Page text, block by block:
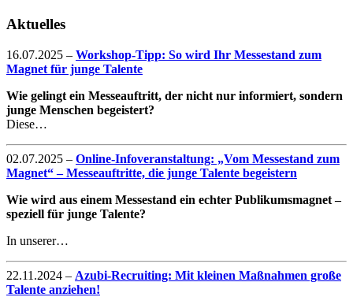
Aktuelles
16.07.2025 – Workshop-Tipp: So wird Ihr Messestand zum
Magnet für junge Talente
Wie gelingt ein Messeauftritt, der nicht nur informiert, sondern
junge Menschen begeistert?
Diese…
02.07.2025 – Online-Infoveranstaltung: „Vom Messestand zum
Magnet“ – Messeauftritte, die junge Talente begeistern
Wie wird aus einem Messestand ein echter Publikumsmagnet –
speziell für junge Talente?
In unserer…
22.11.2024 – Azubi-Recruiting: Mit kleinen Maßnahmen große
Talente anziehen!